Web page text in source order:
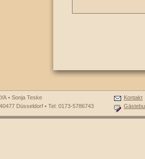
• Sonja Teske
Düsseldorf • Tel: 0173-5786743
Kontakt